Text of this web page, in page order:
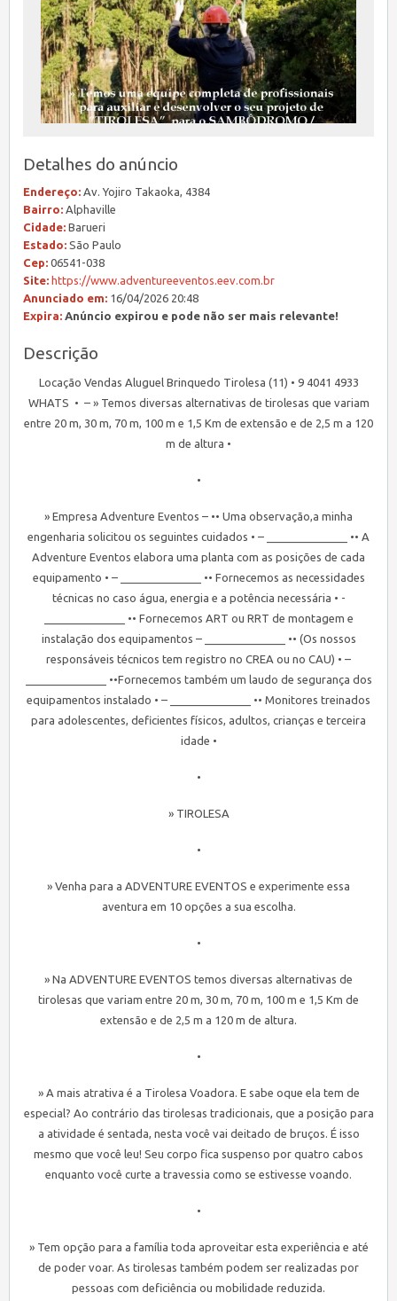
Detalhes do anúncio
Endereço: Av. Yojiro Takaoka, 4384
Bairro: Alphaville
Cidade: Barueri
Estado: São Paulo
Cep: 06541-038
Site: https://www.adventureeventos.eev.com.br
Anunciado em: 16/04/2026 20:48
Expira: Anúncio expirou e pode não ser mais relevante!
Descrição
Locação Vendas Aluguel Brinquedo Tirolesa (11) • 9 4041 4933
WHATS • – » Temos diversas alternativas de tirolesas que variam
entre 20 m, 30 m, 70 m, 100 m e 1,5 Km de extensão e de 2,5 m a 120
m de altura •
•
» Empresa Adventure Eventos – •• Uma observação,a minha
engenharia solicitou os seguintes cuidados • – _____________ •• A
Adventure Eventos elabora uma planta com as posições de cada
equipamento • – _____________ •• Fornecemos as necessidades
técnicas no caso água, energia e a potência necessária • -
_____________ •• Fornecemos ART ou RRT de montagem e
instalação dos equipamentos – _____________ •• (Os nossos
responsáveis técnicos tem registro no CREA ou no CAU) • –
_____________ ••Fornecemos também um laudo de segurança dos
equipamentos instalado • – _____________ •• Monitores treinados
para adolescentes, deficientes físicos, adultos, crianças e terceira
idade •
•
» TIROLESA
•
» Venha para a ADVENTURE EVENTOS e experimente essa
aventura em 10 opções a sua escolha.
•
» Na ADVENTURE EVENTOS temos diversas alternativas de
tirolesas que variam entre 20 m, 30 m, 70 m, 100 m e 1,5 Km de
extensão e de 2,5 m a 120 m de altura.
•
» A mais atrativa é a Tirolesa Voadora. E sabe oque ela tem de
especial? Ao contrário das tirolesas tradicionais, que a posição para
a atividade é sentada, nesta você vai deitado de bruços. É isso
mesmo que você leu! Seu corpo fica suspenso por quatro cabos
enquanto você curte a travessia como se estivesse voando.
•
» Tem opção para a família toda aproveitar esta experiência e até
de poder voar. As tirolesas também podem ser realizadas por
pessoas com deficiência ou mobilidade reduzida.